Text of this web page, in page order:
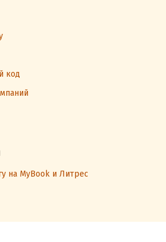
код
на MyBook и Литрес